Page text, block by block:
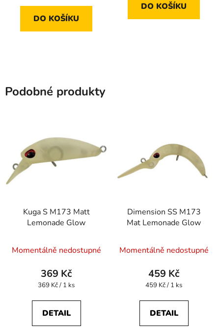
5
DO KOŠÍKU
DO KOŠÍKU
Podobné produkty
Kuga S M173 Matt
Lemonade Glow
Momentálně nedostupné
369 Kč
Měrná
369 Kč / 1 ks
DETAIL
Dimension SS M173
Mat Lemonade Glow
Momentálně nedostupné
459 Kč
Měrná
459 Kč / 1 ks
DETAIL